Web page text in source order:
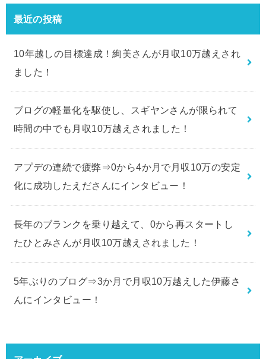
最近の投稿
10年越しの目標達成！絢美さんが月収10万越えされ
ました！
ブログの軽量化を駆使し、スギヤンさんが限られて
時間の中でも月収10万越えされました！
アプデの連続で疲弊⇒0から4か月で月収10万の安定
化に成功したえださんにインタビュー！
長年のブランクを乗り越えて、0から再スタートし
たひとみさんが月収10万越えされました！
5年ぶりのブログ⇒3か月で月収10万越えした伊藤さ
んにインタビュー！